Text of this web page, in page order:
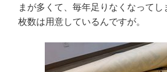
まが多くて、毎年足りなくなって
枚数は用意しているんですが。